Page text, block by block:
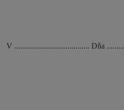
V ...................................... Dňa